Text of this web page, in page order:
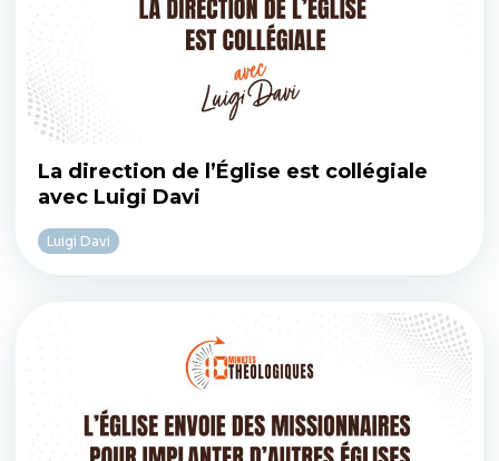
La direction de l’Église est collégiale
avec Luigi Davi
Luigi Davi